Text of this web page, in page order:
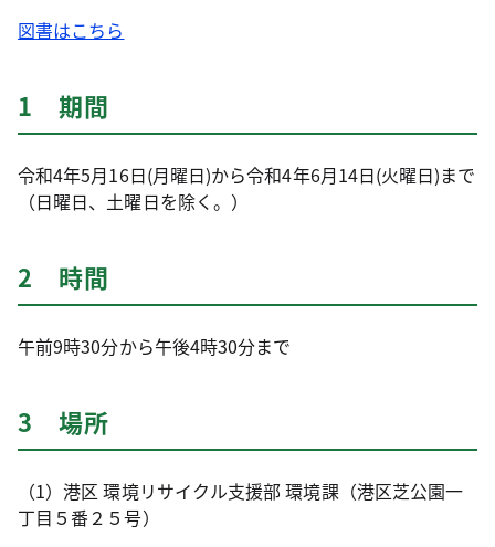
図書はこちら
1 期間
令和4年5月16日(月曜日)から令和4年6月14日(火曜日)まで
（日曜日、土曜日を除く。）
2 時間
午前9時30分から午後4時30分まで
3 場所
（1）港区 環境リサイクル支援部 環境課（港区芝公園一
丁目５番２５号）